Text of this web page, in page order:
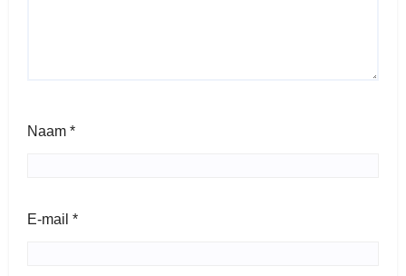
Naam *
E-mail *